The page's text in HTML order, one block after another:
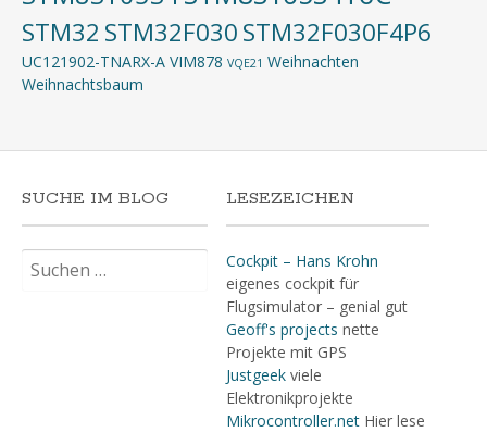
STM32 STM32F030STM32F030F4P6
UC121902-TNARX-A VIM878 VQE21 Weihnachten
Weihnachtsbaum
SUCHE IM BLOG
nach:
LESEZEICHEN
Cockpit – Hans Krohn
eigenes cockpit für
Flugsimulator – genial gut
Geoff's projects nette
Projekte mit GPS
Justgeekviele
Elektronikprojekte
Mikrocontroller.netHier lese